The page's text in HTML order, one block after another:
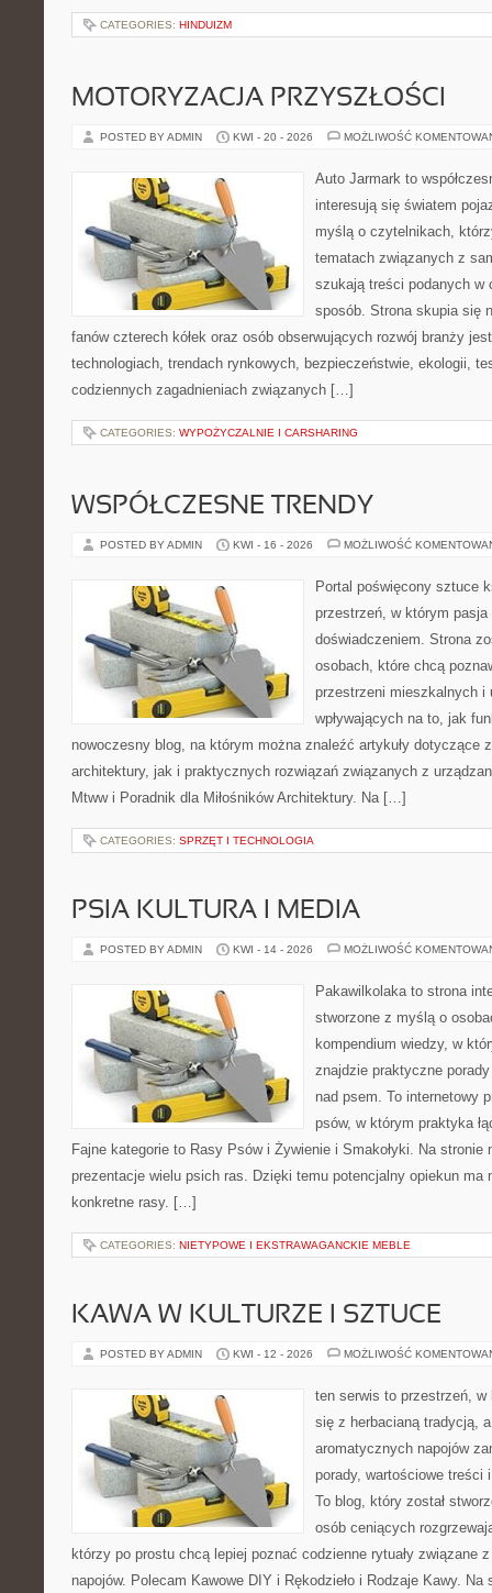
CATEGORIES: HINDUIZM
MOTORYZACJA PRZYSZŁOŚCI
POSTED BY ADMIN KWI - 20 - 2026 MOŻLIWOŚĆ
Auto Jarmark to
interesują się światem
myślą o czytelnikach,
tematach związanych z
szukają treści podanych w
sposób. Strona skupia się
fanów czterech kółek oraz osób obserwujących rozwój branży
technologiach, trendach rynkowych, bezpieczeństwie, ekologii,
codziennych zagadnieniach związanych […]
CATEGORIES: WYPOŻYCZALNIE I CARSHARING
WSPÓŁCZESNE TRENDY
POSTED BY ADMIN KWI - 16 - 2026 MOŻLIWOŚĆ
Portal poświęcony sztuce
przestrzeń, w którym
doświadczeniem. Strona
osobach, które chcą
przestrzeni mieszkalnych i
wpływających na to, jak
nowoczesny blog, na którym można znaleźć artykuły dotyczące
architektury, jak i praktycznych rozwiązań związanych z
Mtww i Poradnik dla Miłośników Architektury. Na […]
CATEGORIES: SPRZĘT I TECHNOLOGIA
PSIA KULTURA I MEDIA
POSTED BY ADMIN KWI - 14 - 2026 MOŻLIWOŚĆ
Pakawilkolaka to strona
stworzone z myślą o
kompendium wiedzy, w
znajdzie praktyczne
nad psem. To internetowy
psów, w którym praktyka
Fajne kategorie to Rasy Psów i Żywienie i Smakołyki. Na stronie
prezentacje wielu psich ras. Dzięki temu potencjalny opiekun ma
konkretne rasy. […]
CATEGORIES: NIETYPOWE I EKSTRAWAGANCKIE MEBLE
KAWA W KULTURZE I SZTUCE
POSTED BY ADMIN KWI - 12 - 2026 MOŻLIWOŚĆ
ten serwis to przestrzeń,
się z herbacianą tradycją, a
aromatycznych napojów
porady, wartościowe treści
To blog, który został
osób ceniących
którzy po prostu chcą lepiej poznać codzienne rytuały związane
napojów. Polecam Kawowe DIY i Rękodzieło i Rodzaje Kawy.